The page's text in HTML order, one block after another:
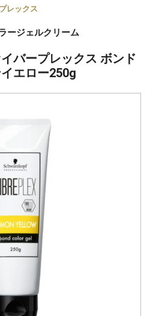
レックス
ージェルクリーム
バープレックス ボンド
エロー250g